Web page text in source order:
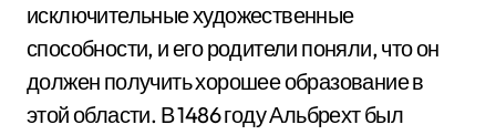
исключительные художественные
способности, и его родители поняли, что он
должен получить хорошее образование в
этой области. В 1486 году Альбрехт был